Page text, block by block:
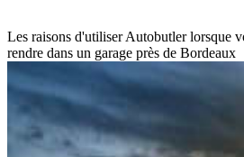
Les raisons d'utiliser Autobutler lorsque
rendre dans un garage près de Bordeaux